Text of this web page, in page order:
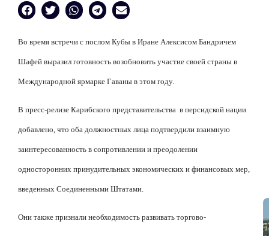
Во время встречи с послом Кубы в Иране Алексисом Бандричем
Шафей выразил готовность возобновить участие своей страны в
Международной ярмарке Гаваны в этом году.
В пресс-релизе Карибского представительства в персидской нации
добавлено, что оба должностных лица подтвердили взаимную
заинтересованность в сопротивлении и преодолении
односторонних принудительных экономических и финансовых мер,
введенных Соединенными Штатами.
Они также признали необходимость развивать торгово-